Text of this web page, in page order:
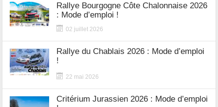
Rallye Bourgogne Côte Chalonnaise 2026
: Mode d’emploi !
02 juillet 2026
Rallye du Chablais 2026 : Mode d’emploi
!
22 mai 2026
Critérium Jurassien 2026 : Mode d’emploi